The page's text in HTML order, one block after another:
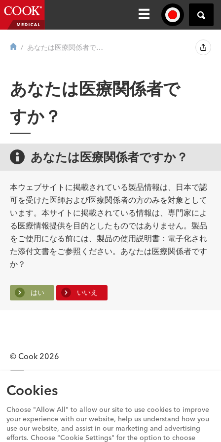
Cookies
Choose "Allow All" to allow our site to use cookies to improve
your experience with our website, help us understand how you
use our website, and assist in our marketing and advertising
efforts. Choose "Cookie Settings" for the option to choose
あなたは医療関係者ですか？
あなたは医療関係者で
すか？
あなたは医療関係者ですか？
本ウェブサイトに掲載されている製品情報は、日本で認
可を受けた医師および医療関係者の方のみを対象として
います。本サイトに掲載されている情報は、専門家によ
る医療情報提供を目的としたものではありません。製品
をご使用になる前には、製品の使用説明書：電子化され
た添付文書をご参照ください。あなたは医療関係者です
か？
はい いいえ
© Cook 2026
プライバシーステートメント
利用規約
Cookieコンプライアンスステートメント
グローバル行動規範
透明性ガイドライン